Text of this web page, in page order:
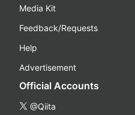
Media Kit
Feedback/Requests
Help
Advertisement
Official Accounts
@Qiita